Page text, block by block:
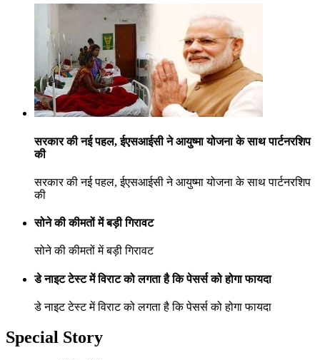
सरकार की नई पहल, ईएसआईसी ने आयुष्मा योजना के साथ पार्टनरशिप
की
सरकार की नई पहल, ईएसआईसी ने आयुष्मा योजना के साथ पार्टनरशिप
की
सोने की कीमतों में बड़ी गिरावट
सोने की कीमतों में बड़ी गिरावट
डे नाइट टेस्ट में विराट को लगता है कि पेसर्स को होगा फायदा
डे नाइट टेस्ट में विराट को लगता है कि पेसर्स को होगा फायदा
Special Story